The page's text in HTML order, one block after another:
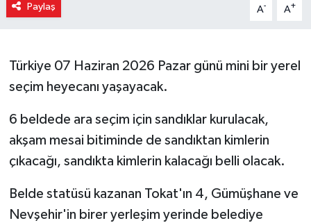
Paylaş A- A+
Türkiye 07 Haziran 2026 Pazar günü mini bir yerel
seçim heyecanı yaşayacak.
6 beldede ara seçim için sandıklar kurulacak,
akşam mesai bitiminde de sandıktan kimlerin
çıkacağı, sandıkta kimlerin kalacağı belli olacak.
Belde statüsü kazanan Tokat'ın 4, Gümüşhane ve
Nevşehir'in birer yerleşim yerinde belediye